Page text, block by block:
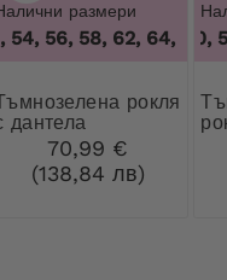
размери
56, 58, 62, 64,48,
рокля
дантела
70,99 €
(138,84 лв)
48, 50,
Тъмно лилава